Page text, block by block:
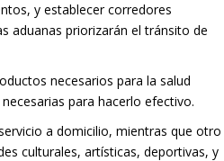
y establecer corredores
aduanas priorizarán el tránsito de
necesarios para la salud
para hacerlo efectivo.
a domicilio, mientras que otro
culturales, artísticas, deportivas, y